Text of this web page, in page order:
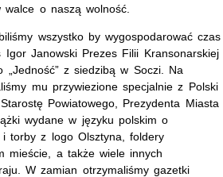
o naszą wolność.
wszystko by wygospodarować czas
Janowski Prezes Filii Kransonarskiej
z siedzibą w Soczi. Na
mu przywiezione specjalnie z Polski
Powiatowego, Prezydenta Miasta
wydane w języku polskim o
i torby z logo Olsztyna, foldery
mieście, a także wiele innych
W zamian otrzymaliśmy gazetki